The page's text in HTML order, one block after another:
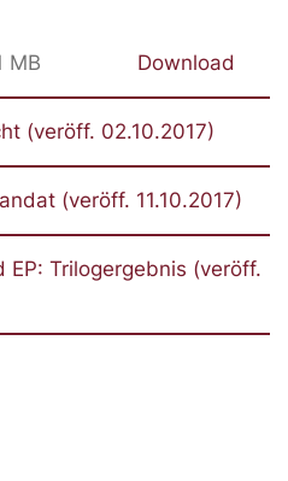
MB Download
(veröff. 02.10.2017)
(veröff. 11.10.2017)
EP: Trilogergebnis (veröff.